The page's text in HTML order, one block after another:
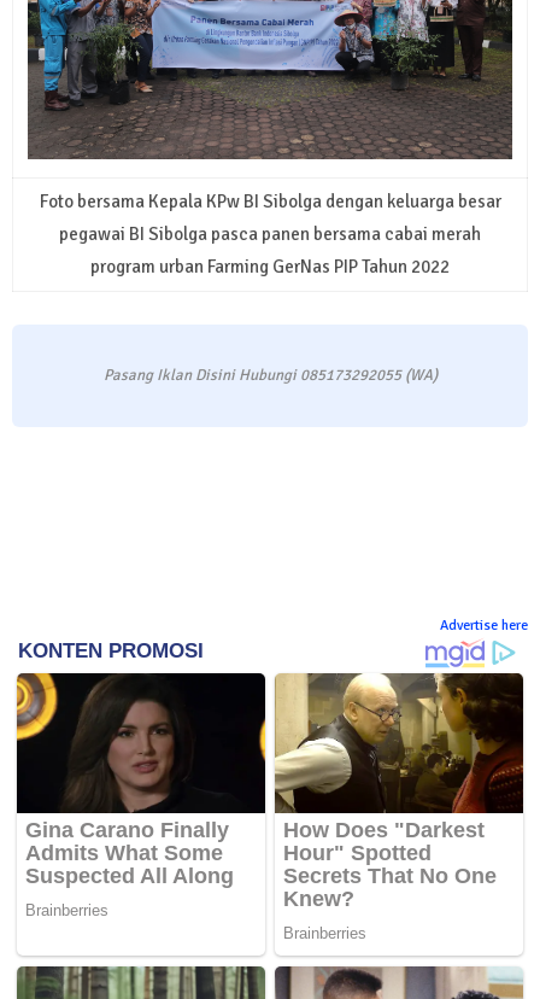
Foto bersama Kepala KPw BI Sibolga dengan keluarga besar
pegawai BI Sibolga pasca panen bersama cabai merah
program urban Farming GerNas PIP Tahun 2022
Pasang Iklan Disini Hubungi 085173292055 (WA)
Advertise here